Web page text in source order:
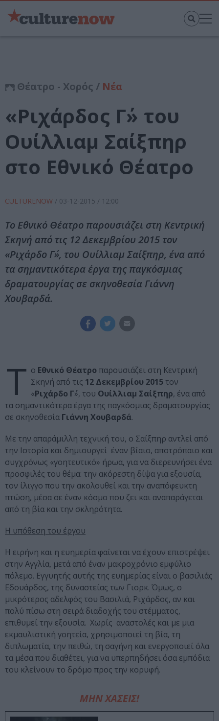
Θέατρο - Χορός / Νέα
«Ριχάρδος Γ΄» του
Ουίλλιαμ Σαίξπηρ
στο Εθνικό Θέατρο
CULTURENOW / 03-12-2015 / 12:00
Το Εθνικό Θέατρο παρουσιάζει στη Κεντρική
Σκηνή από τις 12 Δεκεμβρίου 2015 τον
«Ριχάρδο Γ΄», του Ουίλλιαμ Σαίξπηρ, ένα από
τα σημαντικότερα έργα της παγκόσμιας
δραματουργίας σε σκηνοθεσία Γιάννη
Χουβαρδά.
Τ ο Εθνικό Θέατρο παρουσιάζει στη Κεντρική
Σκηνή από τις 12 Δεκεμβρίου 2015 τον
«Ριχάρδο Γ΄», του Ουίλλιαμ Σαίξπηρ, ένα από
τα σημαντικότερα έργα της παγκόσμιας δραματουργίας
σε σκηνοθεσία Γιάννη Χουβαρδά.
Με την απαράμιλλη τεχνική του, ο Σαίξπηρ αντλεί από
την Ιστορία και δημιουργεί έναν βίαιο, αποτρόπαιο και
συγχρόνως «γοητευτικό» ήρωα, για να διερευνήσει ένα
προσφιλές του θέμα: την ακόρεστη δίψα για εξουσία,
τον ίλιγγο που την ακολουθεί και την αναπόφευκτη
πτώση, μέσα σε έναν κόσμο που ζει και αναπαράγεται
από τη βία και την σκληρότητα.
Η υπόθεση του έργου
Η ειρήνη και η ευημερία φαίνεται να έχουν επιστρέψει
στην Αγγλία, μετά από έναν μακροχρόνιο εμφύλιο
πόλεμο. Εγγυητής αυτής της ευημερίας είναι ο βασιλιάς
Εδουάρδος, της δυναστείας των Γιορκ. Όμως, ο
μικρότερος αδελφός του Βασιλιά, Ριχάρδος, αν και
πολύ πίσω στη σειρά διαδοχής του στέμματος,
επιθυμεί την εξουσία. Χωρίς αναστολές και με μια
εκμαυλιστική γοητεία, χρησιμοποιεί τη βία, τη
διπλωματία, την πειθώ, τη σαγήνη και ενεργοποιεί όλα
τα μέσα που διαθέτει, για να υπερπηδήσει όσα εμπόδια
του κλείνουν το δρόμο προς την κορυφή.
ΜΗΝ ΧΑΣΕΙΣ!